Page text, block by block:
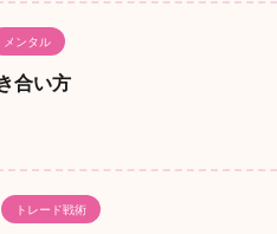
メンタル
合い方
トレード戦術